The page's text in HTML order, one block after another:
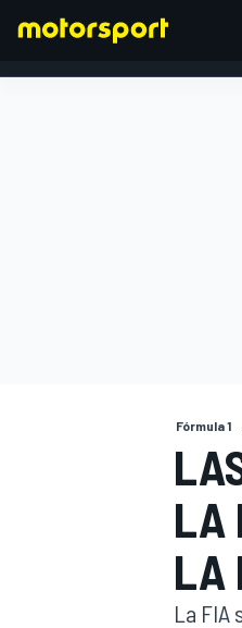
Fórmula 1
LA
LA
La